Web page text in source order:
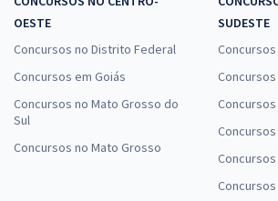
OESTE
Concursos no Distrito Federal
Concursos em Goiás
Concursos no Mato Grosso do
Sul
Concursos no Mato Grosso
SUDESTE
Concursos